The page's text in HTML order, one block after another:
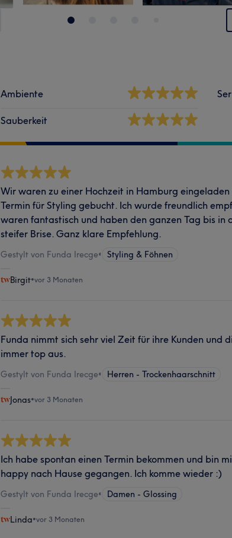
Ambiente
Sauberkeit
Wir waren zu einer Hochzeit in Hamburg
Termin für Styling gebucht. Ich wurde freundlich
waren fantastisch und haben den ganzen Tag bis
steifer Brise. Ganz klare Empfehlung.
Gestylt von Funda Irecge• Styling & Föhnen
Birgit•vor 3 Monaten
Funda nimmt sich sehr viel Zeit für ihre Kunden und
immer top aus.
Gestylt von Funda Irecge• Herren - Trockenhaarschnitt
Jonas•vor 3 Monaten
Ich habe spontan einen Termin bekommen und bin
happy nach Hause gegangen. Ich komme wieder :)
Gestylt von Funda Irecge• Damen - Glossing
Linda•vor 3 Monaten